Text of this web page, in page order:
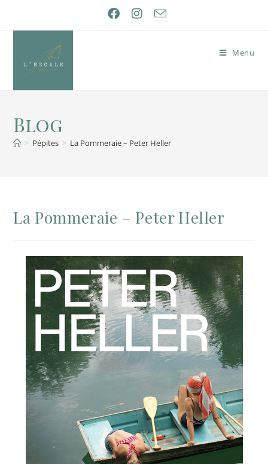
Menu
Blog
> Pépites > La Pommeraie – Peter Heller
La Pommeraie – Peter Heller